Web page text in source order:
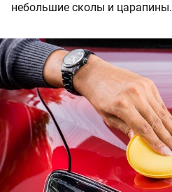
небольшие сколы и царапины.